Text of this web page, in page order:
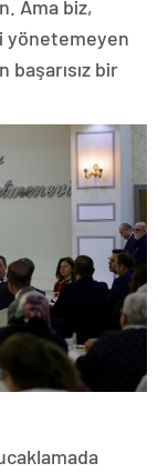
Ama biz,
yönetemeyen
başarısız bir